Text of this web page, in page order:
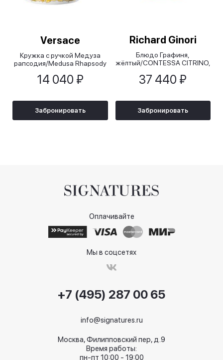
Versace
Кружка с ручкой Медуза
рапсодия/Medusa Rhapsody
14 040 ₽
Забронировать
Richard Ginori
Блюдо Графиня,
жёлтый/CONTESSA CITRINO,
37 440 ₽
Забронировать
Оплачивайте
Мы в соцсетях
+7 (495) 287 00 65
info@signatures.ru
Москва, Филипповский пер, д.9
Время работы:
пн-пт 10:00 - 19:00